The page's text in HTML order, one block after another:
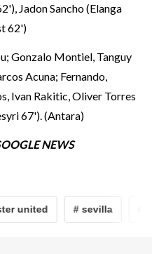
Jadon Sancho (Elanga
62')
Gonzalo Montiel, Tanguy
Acuna; Fernando,
Ivan Rakitic, Oliver Torres
67'). (Antara)
NEWS
united # sevilla